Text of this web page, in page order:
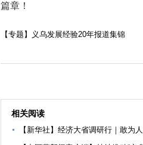
篇章！
【专题】义乌发展经验20年报道集锦
相关阅读
【新华社】经济大省调研行｜敢